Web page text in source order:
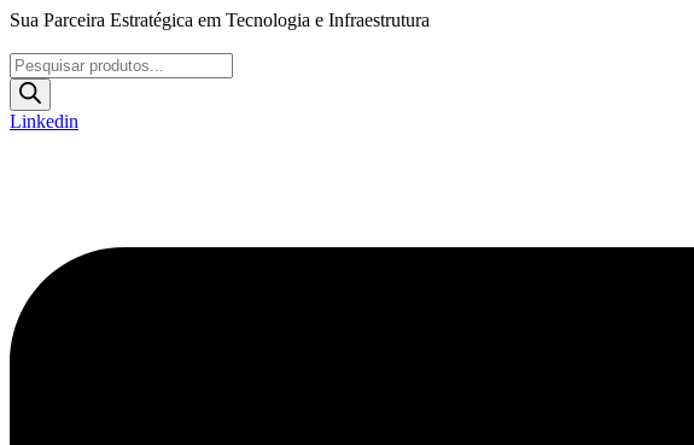
Ir
o
conteúdo
Sua Parceira Estratégica em Tecnologia e Infraestrutura
Pesquisar
produtos
Linkedin